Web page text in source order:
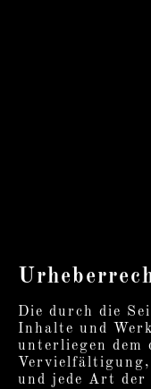
Die durch die
Inhalte und
unterliegen dem
und jede Art der